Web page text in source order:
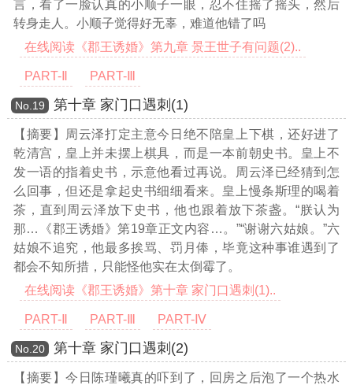
言，看了一脸认真的小顺子一眼，忍不住摇了摇头，然后
转身走人。小顺子觉得好无辜，难道他错了吗
在线阅读《郡王诱婚》第九章 景王世子有问题(2)..
PART-Ⅱ PART-Ⅲ
Νο.19 第十章 家门口遇刺(1)
【摘要】周云泽打定主意今日绝不陪皇上下棋，还好进了
乾清宫，皇上并未摆上棋具，而是一本前朝史书。皇上不
发一语的指着史书，示意他看过再说。周云泽已经猜到怎
么回事，但还是拿起史书细细看来。皇上慢条斯理的喝着
茶，直到周云泽放下史书，他也跟着放下茶盏。“朕认为
那…《郡王诱婚》第19章正文内容… 。”“谢谢六姑娘。”六
姑娘不追究，他最多挨骂、罚月俸，毕竟这种事谁遇到了
都会不知所措，只能怪他实在太倒霉了。
在线阅读《郡王诱婚》第十章 家门口遇刺(1)..
PART-Ⅱ PART-Ⅲ PART-Ⅳ
Νο.20 第十章 家门口遇刺(2)
【摘要】今日陈瑾曦真的吓到了，回房之后泡了一个热水